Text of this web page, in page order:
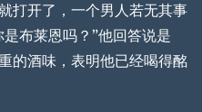
打开了，一个男人若无其事
布莱恩吗？”他回答说是
的酒味，表明他已经喝得酩